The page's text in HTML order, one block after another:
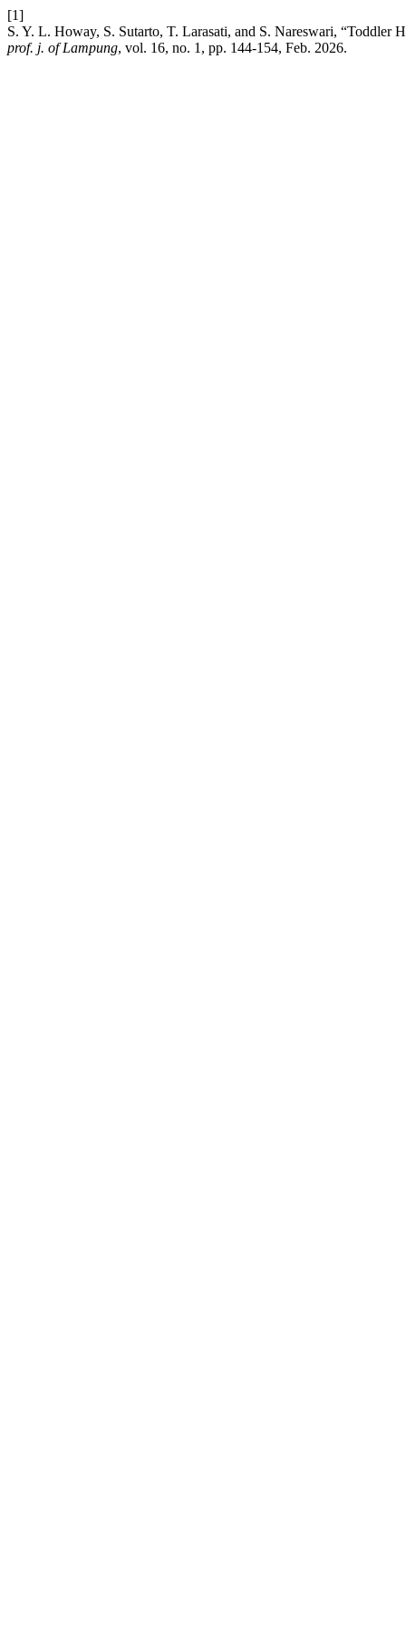
[1]
S. Y. L. Howay, S. Sutarto, T. Larasati, and S. Nareswari,
prof. j. of Lampung, vol. 16, no. 1, pp. 144-154, Feb. 2026.